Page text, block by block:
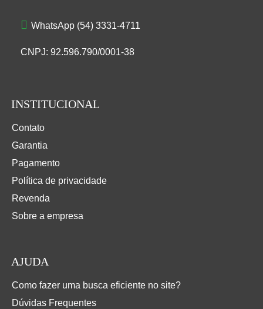
WhatsApp (54) 3331-4711
CNPJ: 92.596.790/0001-38
INSTITUCIONAL
Contato
Garantia
Pagamento
Política de privacidade
Revenda
Sobre a empresa
AJUDA
Como fazer uma busca eficiente no site?
Dúvidas Frequentes